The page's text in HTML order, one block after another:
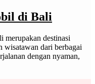
di Bali
destinasi
wisatawan dari berbagai
dengan nyaman,